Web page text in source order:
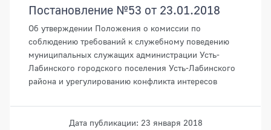
Постановление №53 от 23.01.2018
Об утверждении Положения о комиссии по
соблюдению требований к служебному поведению
муниципальных служащих администрации Усть-
Лабинского городского поселения Усть-Лабинского
района и урегулированию конфликта интересов
Дата публикации: 23 января 2018